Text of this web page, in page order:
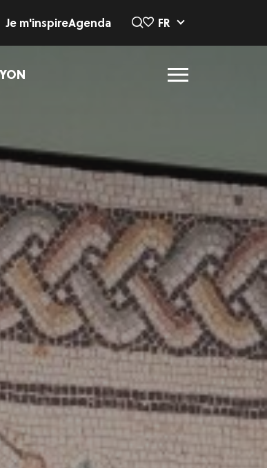
Je m'inspireAgenda FR